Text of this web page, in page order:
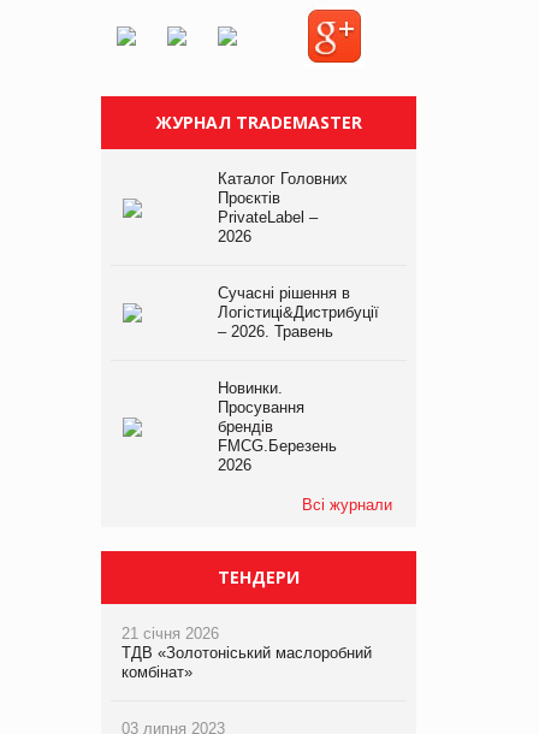
ЖУРНАЛ TRADEMASTER
Каталог Головних
Проєктів
PrivateLabel –
2026
Сучасні рішення в
Логістиці&Дистрибуції
– 2026. Травень
Новинки.
Просування
брендів
FMCG.Березень
2026
Всі журнали
ТЕНДЕРИ
21 січня 2026
ТДВ «Золотоніський маслоробний
комбінат»
03 липня 2023